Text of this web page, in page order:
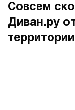
Совсем
Диван.ру